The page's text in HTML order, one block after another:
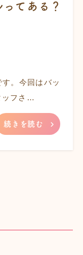
てある？
。今回はバッ
ッフさ…
続きを読む